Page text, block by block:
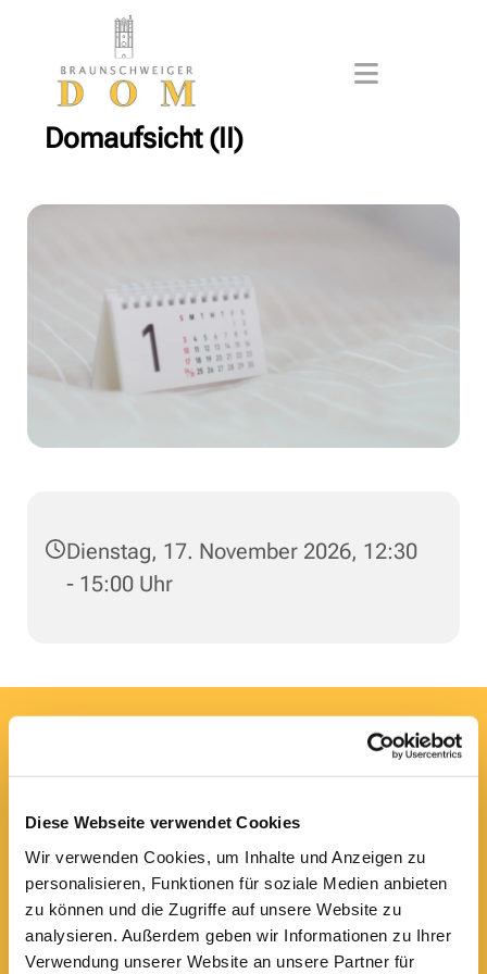
Diese Webseite verwendet Cookies
Wir verwenden Cookies, um Inhalte und Anzeigen zu
personalisieren, Funktionen für soziale Medien anbieten
zu können und die Zugriffe auf unsere Website zu
analysieren. Außerdem geben wir Informationen zu Ihrer
Verwendung unserer Website an unsere Partner für
Domaufsicht (II)
Dienstag, 17. November 2026, 12:30
- 15:00 Uhr
Ev.-luth. Domkirche St. Blasii zu Braunschweig
38100 Braunschweig
Domsekretariat
 0531 - 24 33 5-0
dom.bs.buero@lk-bs.de
Domkantorat
 0531 - 24 33 5-20